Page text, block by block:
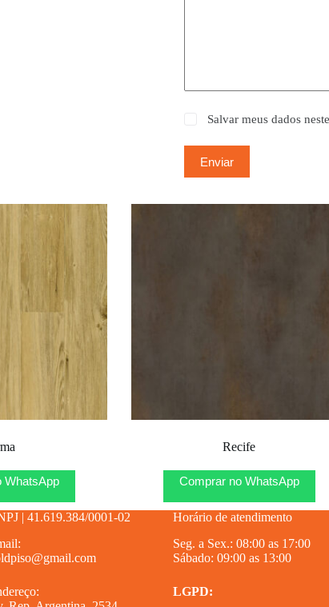
Salvar meus dados
Enviar
WhatsApp
Recife
Comprar no WhatsApp
| 41.619.384/0001-02
Horário de atendimento
Seg. a Sex.: 08:00 as 17:00
Sábado: 09:00 as 13:00
LGPD: